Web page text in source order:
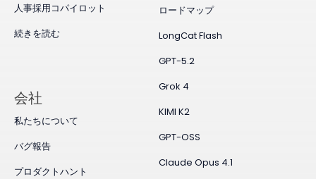
人事採用コパイロット
続きを読む
ロードマップ
LongCat Flash
GPT-5.2
Grok 4
KIMI K2
GPT-OSS
Claude Opus 4.1
会社
私たちについて
バグ報告
プロダクトハント